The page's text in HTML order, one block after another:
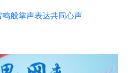
般掌声表达共同心声